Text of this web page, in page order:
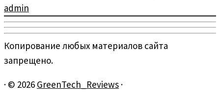
admin
Копирование любых материалов сайта
запрещено.
· © 2026 GreenTech_Reviews ·